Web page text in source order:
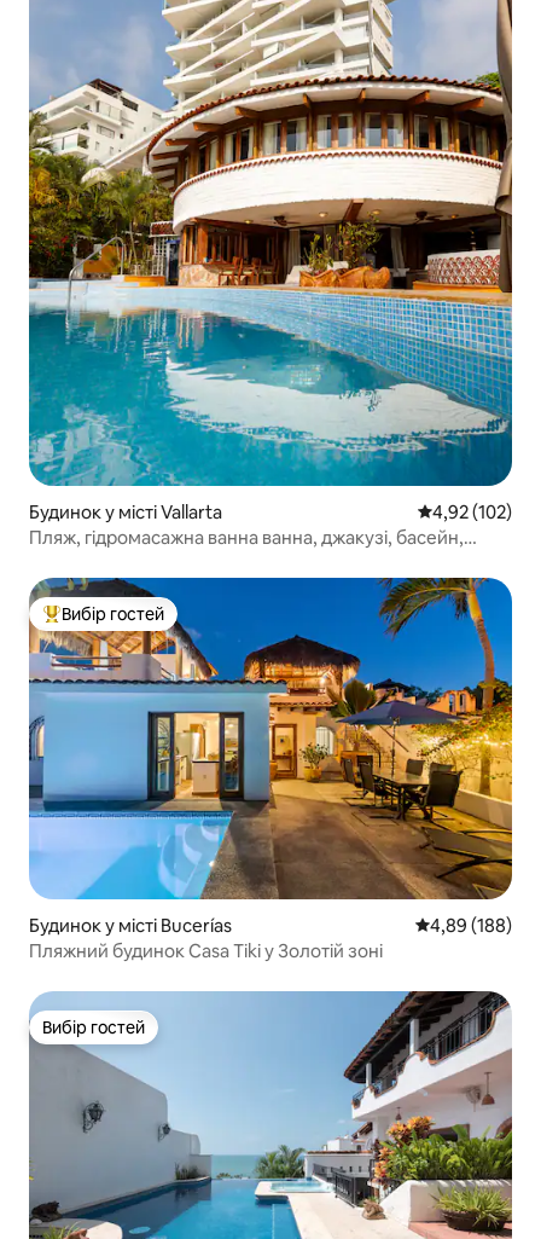
Будинок у місті Vallarta Середня
4,92 (102)
Пляж, гідромасажна ванна ванна, джакузі, басейн,
Топ вибір гостей
Вибір гостей
Будинок у місті Bucerías Середня
4,89 (188)
Пляжний будинок Casa Tiki у Золотій зоні
Вибір гостей
Вибір гостей